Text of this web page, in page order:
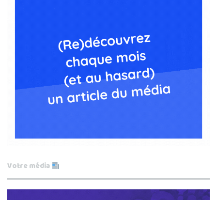
Votre média